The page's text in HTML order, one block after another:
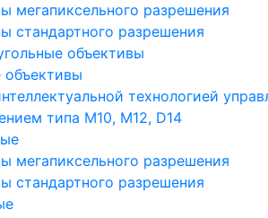
мегапиксельного разрешения
стандартного разрешения
объективы
объективы
технологией
типа M10, M12, D14
мегапиксельного разрешения
стандартного разрешения